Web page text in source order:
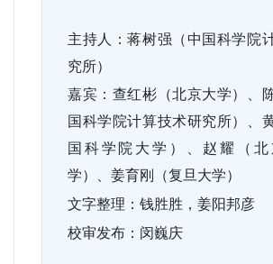
主持人：蒋树强（中国科学院
究所）
嘉宾：查红彬（北京大学）、
国科学院计算技术研究所）、
国科学院大学）、赵耀（
学）、姜育刚（复旦大学）
文字整理：钱胜胜，姜阳邦彦
校审发布：闵巍庆